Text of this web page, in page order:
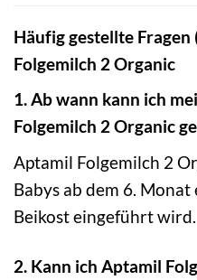
Häufig gestellte Fragen
Folgemilch 2 Organic
1. Ab wann kann ich
Folgemilch 2 Organic
Aptamil Folgemilch 2
Babys ab dem 6.
Beikost eingeführt wird.
2. Kann ich Aptamil